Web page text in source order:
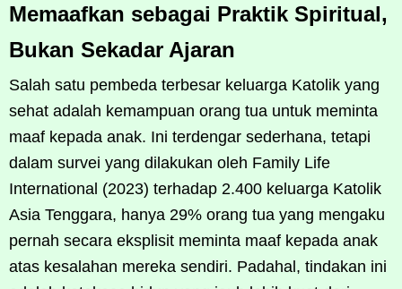
Memaafkan sebagai Praktik Spiritual,
Bukan Sekadar Ajaran
Salah satu pembeda terbesar keluarga Katolik yang
sehat adalah kemampuan orang tua untuk meminta
maaf kepada anak. Ini terdengar sederhana, tetapi
dalam survei yang dilakukan oleh Family Life
International (2023) terhadap 2.400 keluarga Katolik
Asia Tenggara, hanya 29% orang tua yang mengaku
pernah secara eksplisit meminta maaf kepada anak
atas kesalahan mereka sendiri. Padahal, tindakan ini